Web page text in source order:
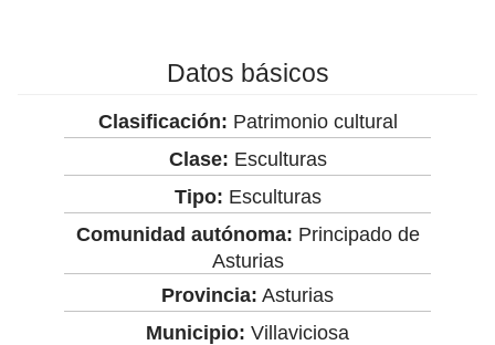
Datos básicos
Clasificación: Patrimonio cultural
Clase: Esculturas
Tipo: Esculturas
Comunidad autónoma: Principado de
Asturias
Provincia: Asturias
Municipio: Villaviciosa